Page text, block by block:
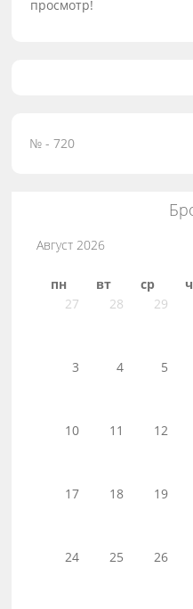
просмотр!
№ - 720
Август 2026
пн вт ср
27
28 29
3 4 5
10 11 12
17 18 19
24 25 26